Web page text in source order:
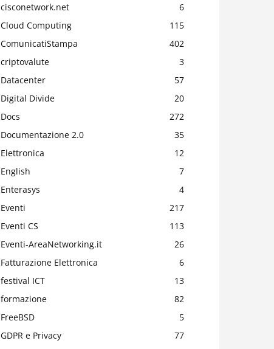
cisconetwork.net
6
Cloud Computing
115
ComunicatiStampa
402
criptovalute
3
Datacenter
57
Digital Divide
20
Docs
272
Documentazione 2.0
35
Elettronica
12
English
7
Enterasys
4
Eventi
217
Eventi CS
113
Eventi-AreaNetworking.it
26
Fatturazione Elettronica
6
festival ICT
13
formazione
82
FreeBSD
5
GDPR e Privacy
77